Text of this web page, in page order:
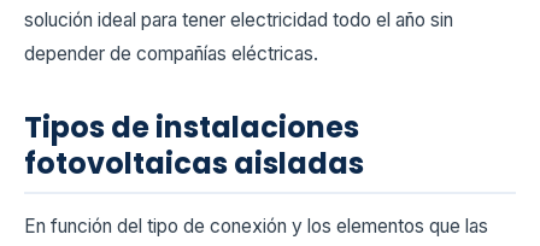
solución ideal para tener electricidad todo el año sin
depender de compañías eléctricas.
Tipos de instalaciones
fotovoltaicas aisladas
En función del tipo de conexión y los elementos que las